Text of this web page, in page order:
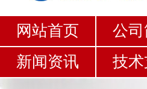
网站首页 公
新闻资讯
技